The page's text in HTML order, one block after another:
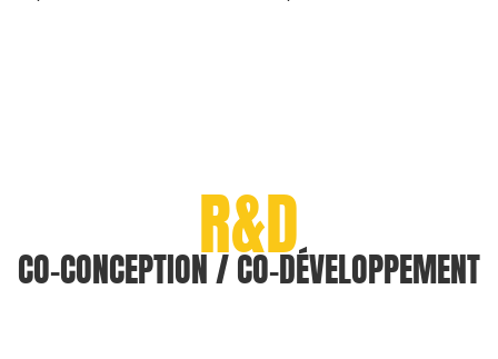
R&D
CO-CONCEPTION / CO-DÉVELOPPEMENT